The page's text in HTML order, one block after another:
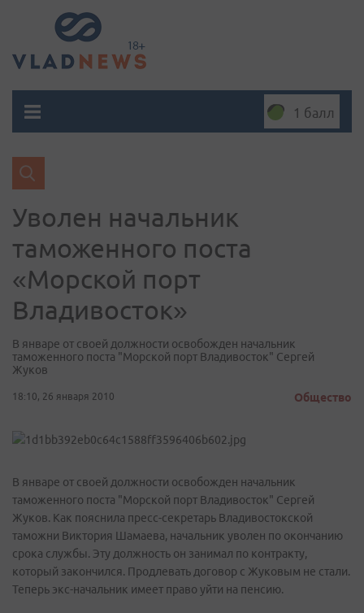
1 балл
Уволен начальник
таможенного поста
«Морской порт
Владивосток»
В январе от своей должности освобожден начальник
таможенного поста "Морской порт Владивосток" Сергей
Жуков
18:10, 26 января 2010 Общество
В январе от своей должности освобожден начальник
таможенного поста "Морской порт Владивосток" Сергей
Жуков. Как пояснила пресс-секретарь Владивостокской
таможни Виктория Шамаева, начальник уволен по окончанию
срока службы. Эту должность он занимал по контракту,
который закончился. Продлевать договор с Жуковым не стали.
Теперь экс-начальник имеет право уйти на пенсию.